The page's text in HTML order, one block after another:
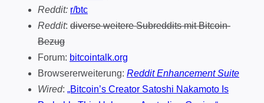
Reddit: r/btc
Reddit: diverse weitere Subreddits mit Bitcoin-
Bezug
Forum: bitcointalk.org
Browsererweiterung: Reddit Enhancement Suite
Wired: „Bitcoin’s Creator Satoshi Nakamoto Is